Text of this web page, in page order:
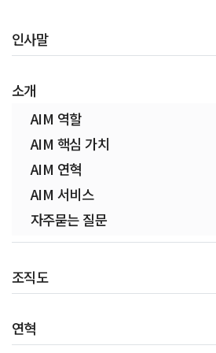
인사말
소개
AIM 역할
AIM 핵심 가치
AIM 연혁
AIM 서비스
자주묻는 질문
조직도
연혁